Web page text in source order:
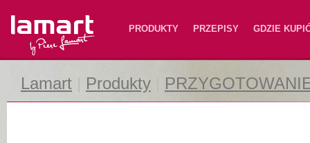
Lamart PRODUKTY PRZEPISY GDZIE
Lamart Produkty